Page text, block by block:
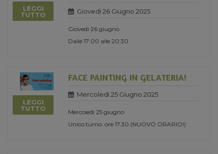
LEGGI
TUTTO
Giovedi 26 Giugno 2025
Giovedì 26 giugno
Dalle 17:00 alle 20:30
LEGGI
TUTTO
FACE PAINTING IN GELATERIA!
Mercoledi 25 Giugno 2025
Mercoledì 25 giugno
Unico turno: ore 17.30 (NUOVO ORARIO!)